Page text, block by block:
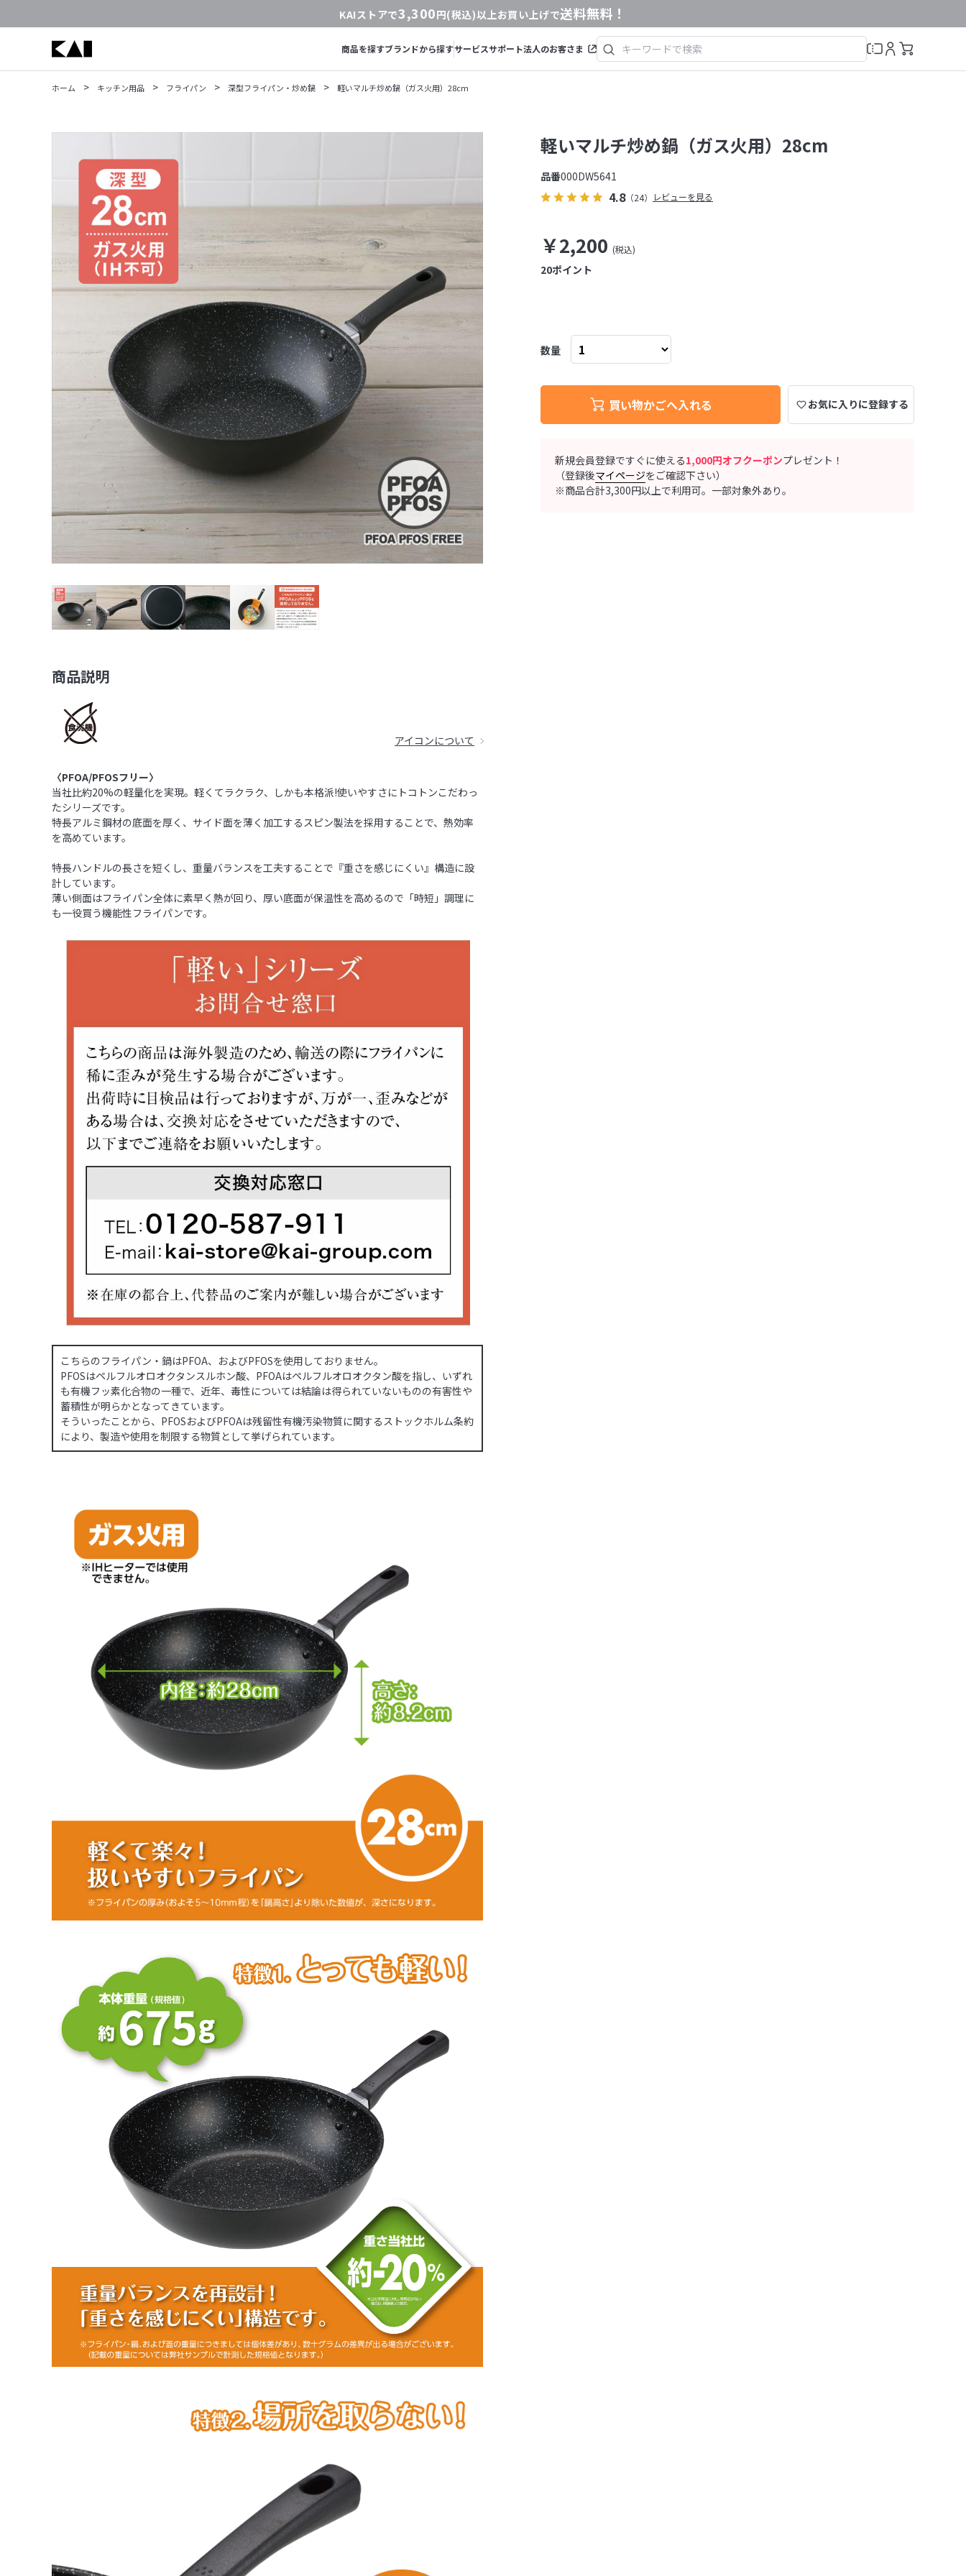
KAIストアで3,300円(税込)以上お買い上げで送料無料！
商品を探すブランドから探すサービスサポート法人のお客さま
ホーム > キッチン用品 > フライパン > 深型フライパン・炒め鍋 > 軽いマルチ炒め鍋（ガス火用）28cm
商品説明
アイコンについて
〈PFOA/PFOSフリー〉
当社比約20%の軽量化を実現。軽くてラクラク、しかも本格派!使いやすさにトコトンこだわっ
たシリーズです。
特長アルミ鋼材の底面を厚く、サイド面を薄く加工するスピン製法を採用することで、熱効率
を高めています。
特長ハンドルの長さを短くし、重量バランスを工夫することで『重さを感じにくい』構造に設
計しています。
薄い側面はフライパン全体に素早く熱が回り、厚い底面が保温性を高めるので「時短」調理に
も一役買う機能性フライパンです。
こちらのフライパン・鍋はPFOA、およびPFOSを使用しておりません。
PFOSはペルフルオロオクタンスルホン酸、PFOAはペルフルオロオクタン酸を指し、いずれ
も有機フッ素化合物の一種で、近年、毒性については結論は得られていないものの有害性や
蓄積性が明らかとなってきています。
そういったことから、PFOSおよびPFOAは残留性有機汚染物質に関するストックホルム条約
により、製造や使用を制限する物質として挙げられています。
4.8（24） レビューを見る
軽いマルチ炒め鍋（ガス火用）28cm
￥2,200
品番000DW5641
ポイント
20
数量
買い物かごへ入れる お気に入りに登録する
新規会員登録ですぐに使える1,000円オフクーポンプレゼント！
（登録後マイページをご確認下さい）
※商品合計3,300円以上で利用可。一部対象外あり。